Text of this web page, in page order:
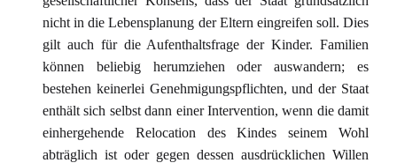
nicht in die Lebensplanung der Eltern eingreifen soll. Dies
gilt auch für die Aufenthaltsfrage der Kinder. Familien
können beliebig herumziehen oder auswandern; es
bestehen keinerlei Genehmigungspflichten, und der Staat
enthält sich selbst dann einer Intervention, wenn die damit
einhergehende Relocation des Kindes seinem Wohl
abträglich ist oder gegen dessen ausdrücklichen Willen